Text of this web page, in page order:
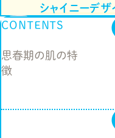
シャイニーデザ
CONTENTS
思春期の肌の特
徴